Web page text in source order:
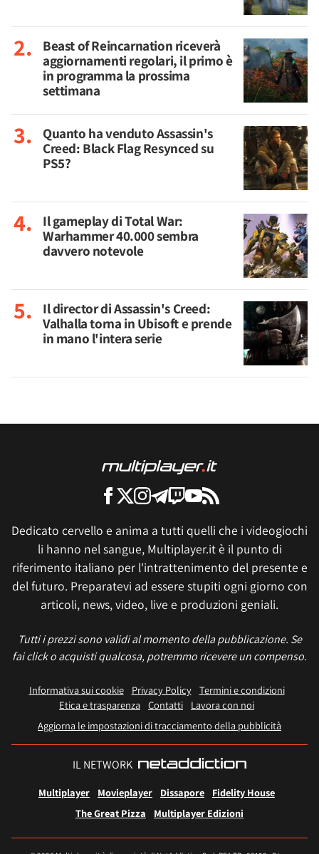
Beast of Reincarnation riceverà
aggiornamenti regolari, il primo è
in programma la prossima
settimana
Quanto ha venduto Assassin's
Creed: Black Flag Resynced su
PS5?
Il gameplay di Total War:
Warhammer 40.000 sembra
davvero notevole
Il director di Assassin's Creed:
Valhalla torna in Ubisoft e prende
in mano l'intera serie
Dedicato cervello e anima a tutti quelli che i videogiochi
li hanno nel sangue, Multiplayer.it è il punto di
riferimento italiano per l'intrattenimento del presente e
del futuro. Preparatevi ad essere stupiti ogni giorno con
articoli, news, video, live e produzioni geniali.
Tutti i prezzi sono validi al momento della pubblicazione. Se
fai click o acquisti qualcosa, potremmo ricevere un compenso.
Informativa sui cookie Privacy Policy
Termini e condizioni
Etica e trasparenza Contatti
Lavora con noi
Aggiorna le impostazioni di tracciamento della pubblicità
IL NETWORK
Multiplayer Movieplayer Dissapore
Fidelity House
The Great Pizza
Multiplayer Edizioni